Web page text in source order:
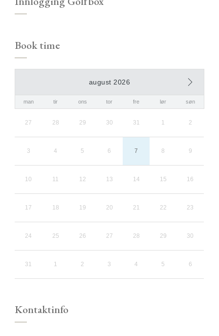
Book time
august 2026
man tir ons tor fre lør søn
27 28 29 30 31 1 2
3 4 5 6 7 8 9
10 11 12 13 14 15 16
17 18 19 20 21 22 23
24 25 26 27 28 29 30
31 1 2 3 4 5 6
Kontaktinfo